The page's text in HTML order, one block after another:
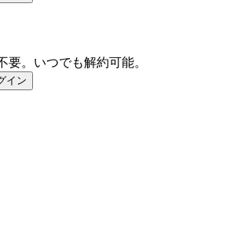
要。いつでも解約可能。
イン